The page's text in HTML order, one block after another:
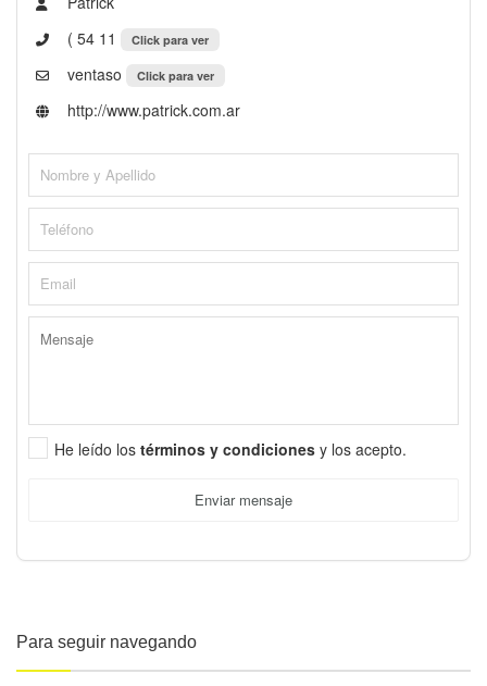
( 54 11
Click para ver
ventaso Click para ver
http://www.patrick.com.ar
He leído los términos y condiciones y los acepto.
Enviar mensaje
Para seguir navegando